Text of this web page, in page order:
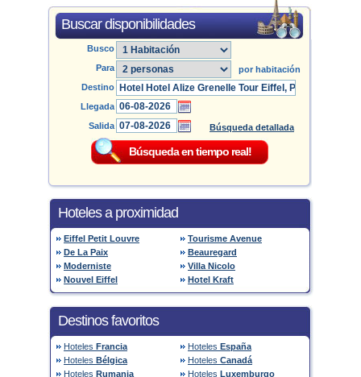
Buscar disponibilidades
Busco
Para
por habitación
Destino
Llegada
Salida
Búsqueda detallada
Hoteles a proximidad
Eiffel Petit Louvre
Tourisme Avenue
De La Paix
Beauregard
Moderniste
Villa Nicolo
Nouvel Eiffel
Hotel Kraft
Destinos favoritos
Hoteles Francia Hoteles España
Hoteles Bélgica Hoteles Canadá
Hoteles Rumania Hoteles Luxemburgo